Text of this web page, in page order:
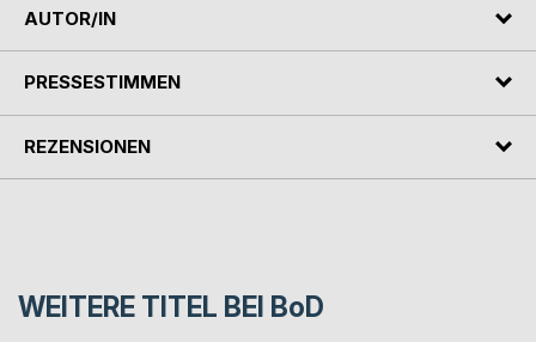
AUTOR/IN
PRESSESTIMMEN
REZENSIONEN
WEITERE TITEL BEI BoD